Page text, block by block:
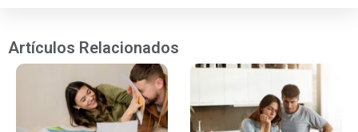
Artículos Relacionados